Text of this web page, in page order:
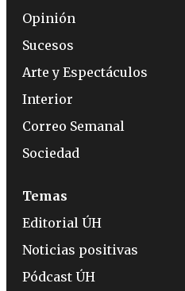
Opinión
Sucesos
Arte y Espectáculos
Interior
Correo Semanal
Sociedad
Temas
Editorial ÚH
Noticias positivas
Pódcast ÚH